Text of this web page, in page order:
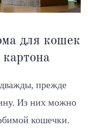
для кошек
прежде
Из них можно
кошечки.